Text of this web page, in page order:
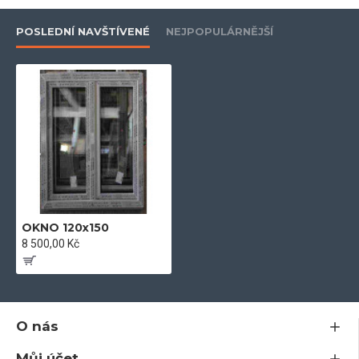
- dodáváme včetně kotev a kování
- 5-ti komorový profil
- kování Maco
- součinitel tepelného prostupu skla U =1 W/m 2k
- plastový profil stavební hloubky 71 mm
POSLEDNÍ NAVŠTÍVENÉ NEJPOPULÁRNĚJŠÍ
OKNO 120x150
8 500,00 Kč
O nás